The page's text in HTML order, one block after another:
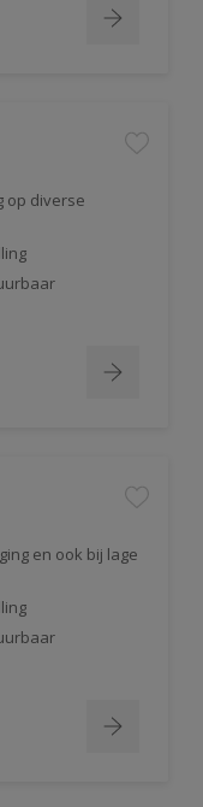
op diverse
en ook bij lage